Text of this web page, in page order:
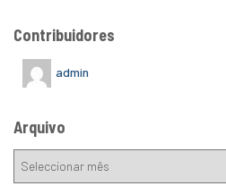
Contribuidores
admin
Arquivo